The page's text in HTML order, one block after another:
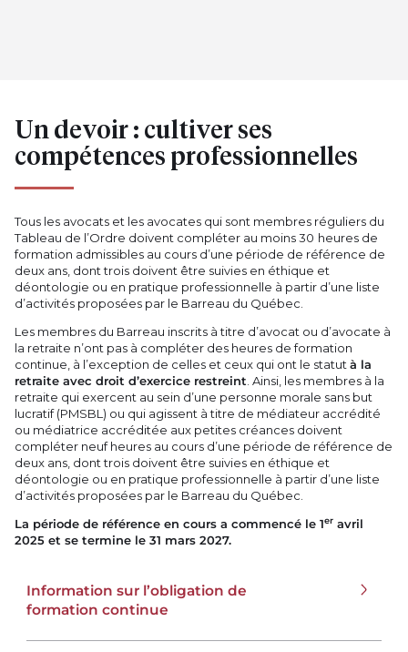
Un devoir : cultiver ses
compétences professionnelles
Tous les avocats et les avocates qui sont membres réguliers du
Tableau de l’Ordre doivent compléter au moins 30 heures de
formation admissibles au cours d’une période de référence de
deux ans, dont trois doivent être suivies en éthique et
déontologie ou en pratique professionnelle à partir d’une liste
d’activités proposées par le Barreau du Québec.
Les membres du Barreau inscrits à titre d’avocat ou d’avocate à
la retraite n’ont pas à compléter des heures de formation
continue, à l’exception de celles et ceux qui ont le statutà la
retraite avec droit d’exercice restreint . Ainsi, les membres à la
retraite qui exercent au sein d’une personne morale sans but
lucratif (PMSBL) ou qui agissent à titre de médiateur accrédité
ou médiatrice accréditée aux petites créances doivent
compléter neuf heures au cours d’une période de référence de
deux ans, dont trois doivent être suivies en éthique et
déontologie ou en pratique professionnelle à partir d’une liste
d’activités proposées par le Barreau du Québec.
La période de référence en cours a commencé le 1er avril
2025 et se termine le 31 mars 2027.
Information sur l’obligation de
formation continue